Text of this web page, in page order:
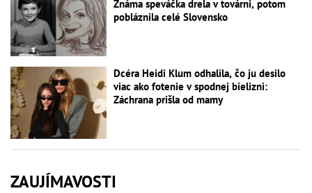
Známa speváčka drela v továrni, potom
pobláznila celé Slovensko
Dcéra Heidi Klum odhalila, čo ju desilo
viac ako fotenie v spodnej bielizni:
Záchrana prišla od mamy
ZAUJÍMAVOSTI